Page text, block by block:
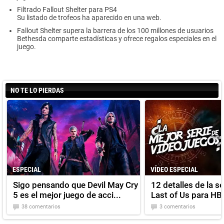
Filtrado Fallout Shelter para PS4
Su listado de trofeos ha aparecido en una web.
Fallout Shelter supera la barrera de los 100 millones de usuarios
Bethesda comparte estadísticas y ofrece regalos especiales en el
juego.
NO TE LO PIERDAS
ESPECIAL
Sigo pensando que Devil May Cry
5 es el mejor juego de acci...
38 comentarios
VÍDEO ESPECIAL
12 detalles de la
Last of Us para
3 comentarios